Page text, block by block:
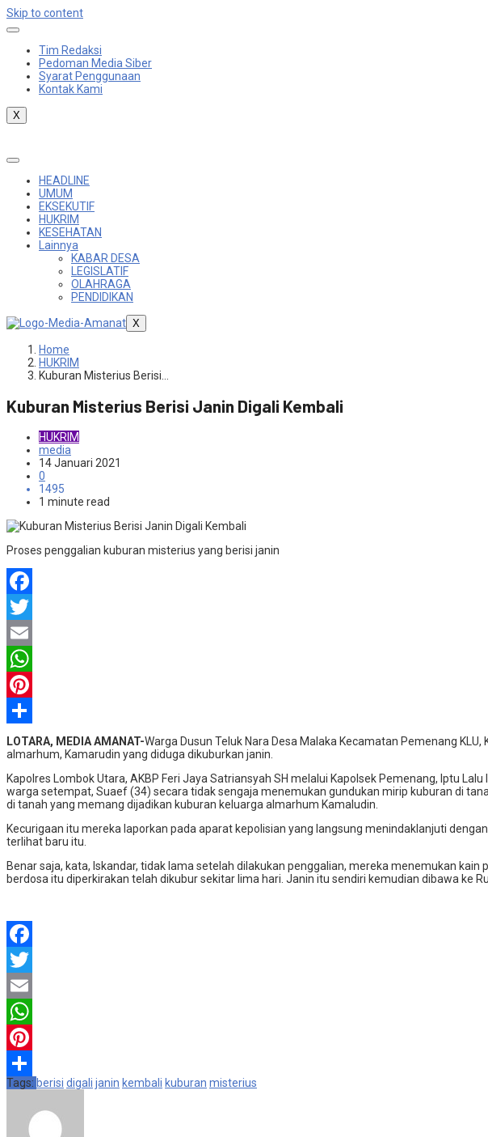
Skip to content
Tim Redaksi
Pedoman Media Siber
Syarat Penggunaan
Kontak Kami
X
HEADLINE
UMUM
EKSEKUTIF
HUKRIM
KESEHATAN
Lainnya
KABAR DESA
LEGISLATIF
OLAHRAGA
PENDIDIKAN
X
Home
HUKRIM
Kuburan Misterius Berisi…
Kuburan Misterius Berisi Janin Digali Kembali
HUKRIM
media
14 Januari 2021
0
1495
1 minute read
Proses penggalian kuburan misterius yang berisi janin
Facebook
Twitter
Email
WhatsApp
Pinterest
Share
LOTARA, MEDIA AMANAT-Warga Dusun Teluk Nara Desa Malaka Kecamatan Pemenang
almarhum, Kamarudin yang diduga dikuburkan janin.
Kapolres Lombok Utara, AKBP Feri Jaya Satriansyah SH melalui Kapolsek Pemenang, Iptu
warga setempat, Suaef (34) secara tidak sengaja menemukan gundukan mirip kuburan di
di tanah yang memang dijadikan kuburan keluarga almarhum Kamaludin.
Kecurigaan itu mereka laporkan pada aparat kepolisian yang langsung menindaklanjuti
terlihat baru itu.
Benar saja, kata, Iskandar, tidak lama setelah dilakukan penggalian, mereka menemukan
berdosa itu diperkirakan telah dikubur sekitar lima hari. Janin itu sendiri kemudian dibawa ke
Facebook
Twitter
Email
WhatsApp
Pinterest
Share
Tags: berisi digali janin kembali kuburan misterius